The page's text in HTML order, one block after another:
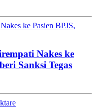
ke Pasien BPJS,
Nakes ke
Sanksi Tegas